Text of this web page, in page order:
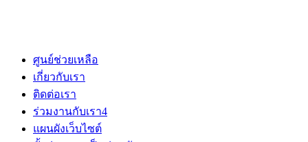
ศูนย์ช่วยเหลือ
เกี่ยวกับเรา
ติดต่อเรา
ร่วมงานกับเรา4
แผนผังเว็บไซต์